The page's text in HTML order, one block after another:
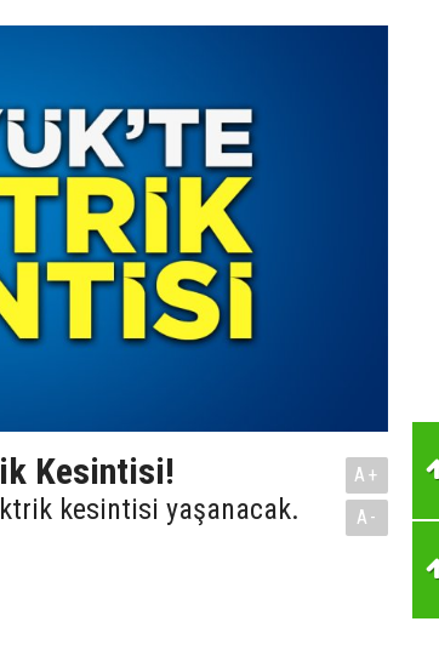
Kesintisi!
kesintisi yaşanacak.
A+
A-